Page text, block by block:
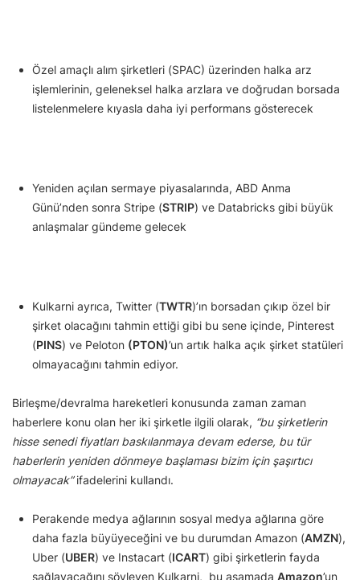
Özel amaçlı alım şirketleri (SPAC) üzerinden halka arz
işlemlerinin, geleneksel halka arzlara ve doğrudan borsada
listelenmelere kıyasla daha iyi performans gösterecek
Yeniden açılan sermaye piyasalarında, ABD Anma
Günü’nden sonra Stripe (STRIP) ve Databricks gibi büyük
anlaşmalar gündeme gelecek
Kulkarni ayrıca, Twitter (TWTR)’ın borsadan çıkıp özel bir
şirket olacağını tahmin ettiği gibi bu sene içinde, Pinterest
(PINS) ve Peloton (PTON)’un artık halka açık şirket statüleri
olmayacağını tahmin ediyor.
Birleşme/devralma hareketleri konusunda zaman zaman
haberlere konu olan her iki şirketle ilgili olarak, “bu şirketlerin
hisse senedi fiyatları baskılanmaya devam ederse, bu tür
haberlerin yeniden dönmeye başlaması bizim için şaşırtıcı
olmayacak”ifadelerini kullandı.
Perakende medya ağlarının sosyal medya ağlarına göre
daha fazla büyüyeceğini ve bu durumdan Amazon (AMZN),
Uber (UBER) ve Instacart (ICART) gibi şirketlerin fayda
sağlayacağını söyleyen Kulkarni, bu aşamada Amazon’un